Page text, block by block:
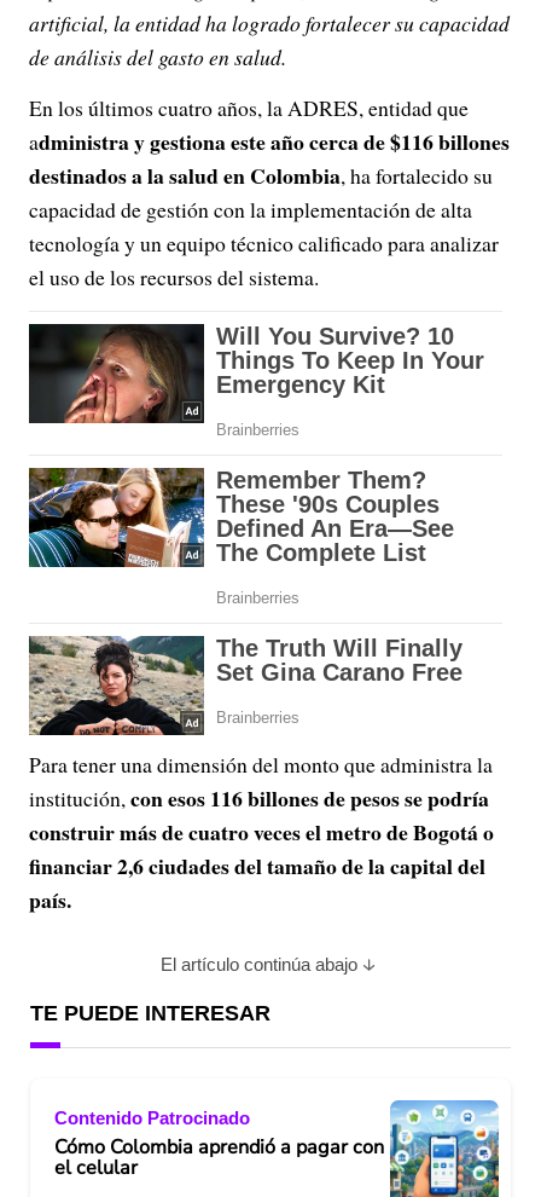
artificial, la entidad ha logrado fortalecer su capacidad
de análisis del gasto en salud.
En los últimos cuatro años, la ADRES, entidad que
administra y gestiona este año cerca de $116 billones
destinados a la salud en Colombia, ha fortalecido su
capacidad de gestión con la implementación de alta
tecnología y un equipo técnico calificado para analizar
el uso de los recursos del sistema.
Para tener una dimensión del monto que administra la
institución, con esos 116 billones de pesos se podría
construir más de cuatro veces el metro de Bogotá o
financiar 2,6 ciudades del tamaño de la capital del
país.
El artículo continúa abajo
TE PUEDE INTERESAR
Contenido Patrocinado
Cómo Colombia aprendió a pagar con
el celular